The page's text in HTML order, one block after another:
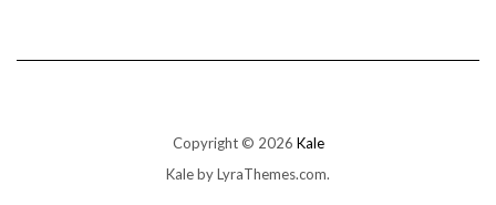
Copyright © 2026 Kale
Kaleby LyraThemes.com.